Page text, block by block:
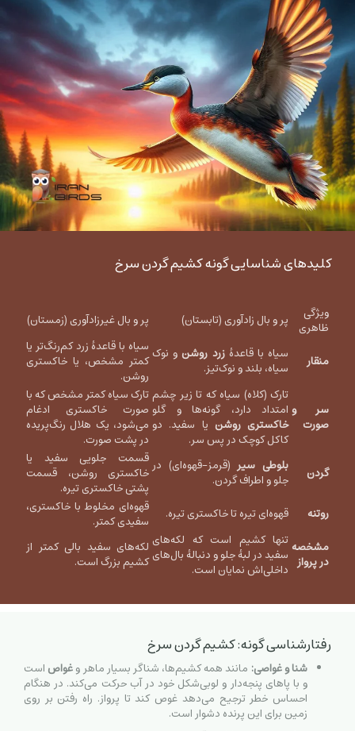
کلیدهای شناسایی گونه کشیم گردن سرخ
ویژگی
ظاهری
پر و بال زادآوری (تابستان) پر و بال غیرزادآوری (زمستان)
منقار سیاه با قاعدهٔزرد روشن و نوک
سیاه، بلند و نوک‌تیز.
سیاه با قاعدهٔ زرد کم‌رنگ‌تر یا
کمتر مشخص، یا خاکستری
روشن.
سر و
صورت
تارک (کلاه) سیاه که تا زیر چشم
امتداد دارد، گونه‌ها و گلو
خاکستری روشن یا سفید. دو
کاکل کوچک در پس سر.
تارک سیاه کمتر مشخص که با
صورت خاکستری ادغام
می‌شود، یک هلال رنگ‌پریده
در پشت صورت.
گردن
بلوطی سیر(قرمز-قهوه‌ای) در
جلو و اطراف گردن.
قسمت جلویی سفید یا
خاکستری روشن، قسمت
پشتی خاکستری تیره.
روتنه‌
قهوه‌ای تیره تا خاکستری تیره.
قهوه‌ای مخلوط با خاکستری،
سفیدی کمتر.
مشخصه
در پرواز
تنها کشیم است که لکه‌های
سفید در لبهٔ جلو و دنبالهٔ بال‌های
داخلی‌اش نمایان است.
لکه‌های سفید بالی کمتر از
کشیم بزرگ است.
رفتارشناسی گونه: کشیم گردن سرخ
شنا و غواصی: مانند همه کشیم‌ها، شناگر بسیار ماهر وغواص است
و با پاهای پنجه‌دار و لوبی‌شکل خود در آب حرکت می‌کند. در هنگام
احساس خطر ترجیح می‌دهد غوص کند تا پرواز. راه رفتن بر روی
زمین برای این پرنده دشوار است.